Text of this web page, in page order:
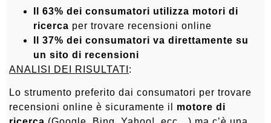
Il 63% dei consumatori utilizza motori di
ricerca per trovare recensioni online
Il 37% dei consumatori va direttamente su
un sito di recensioni
ANALISI DEI RISULTATI :
Lo strumento preferito dai consumatori per trovare
recensioni online è sicuramente il motore di